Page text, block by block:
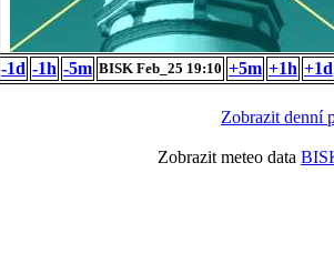
-1d -1h -5m BISK Feb_25 19:10 +5m +1h +1d
Zobrazit denní
Zobrazit meteo data